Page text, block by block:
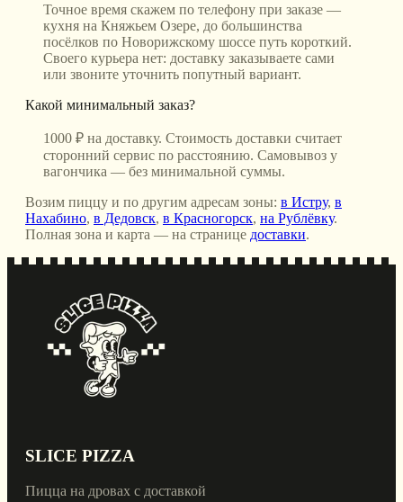
Точное время скажем по телефону при заказе —
кухня на Княжьем Озере, до большинства
посёлков по Новорижскому шоссе путь короткий.
Своего курьера нет: доставку заказываете сами
или звоните уточнить попутный вариант.
Какой минимальный заказ?
1000 ₽ на доставку. Стоимость доставки считает
сторонний сервис по расстоянию. Самовывоз у
вагончика — без минимальной суммы.
Возим пиццу и по другим адресам зоны: в Истру, в
Нахабино, в Дедовск, в Красногорск, на Рублёвку.
Полная зона и карта — на странице доставки.
SLICE PIZZA
Пицца на дровах с доставкой